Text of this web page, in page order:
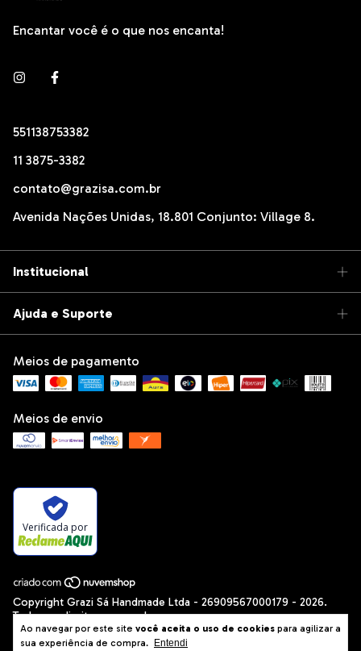
Ao navegar por este site você aceita o uso de cookies para agilizar a
sua experiência de compra.
Entendi
Encantar você é o que nos encanta!
551138753382
11 3875-3382
contato@grazisa.com.br
Avenida Nações Unidas, 18.801 Conjunto: Village 8.
Institucional
Ajuda e Suporte
Meios de pagamento
Meios de envio
Verificada por
Copyright Grazi Sá Handmade Ltda - 26909567000179 - 2026.
Todos os direitos reservados.